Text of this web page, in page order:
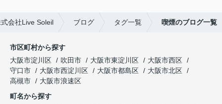
会社Live Soleil ブログ タグ一覧 喫煙のブログ一覧
市区町村から探す
大阪市淀川区
吹田市 大阪市東淀川区
大阪市西区
守口市
大阪市西淀川区 大阪市都島区
大阪市北区
高槻市
大阪市浪速区
町名から探す